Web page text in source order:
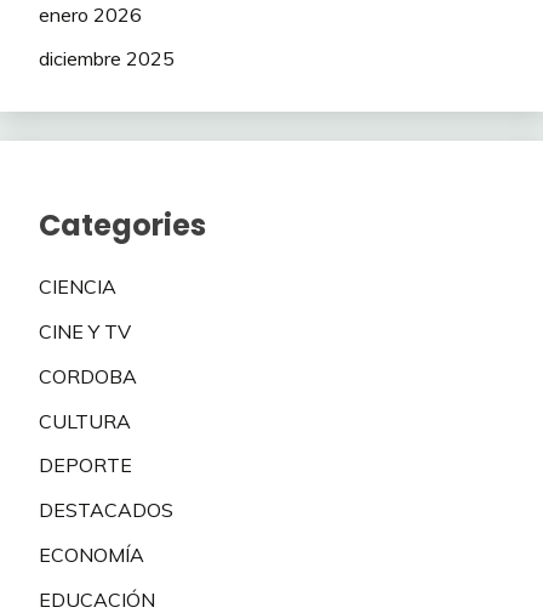
enero 2026
diciembre 2025
Categories
CIENCIA
CINE Y TV
CORDOBA
CULTURA
DEPORTE
DESTACADOS
ECONOMÍA
EDUCACIÓN